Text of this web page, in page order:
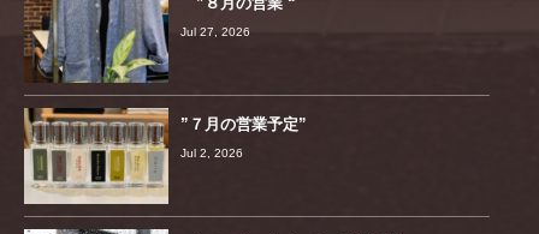
Jul 27, 2026
”７月の営業予定”
Jul 2, 2026